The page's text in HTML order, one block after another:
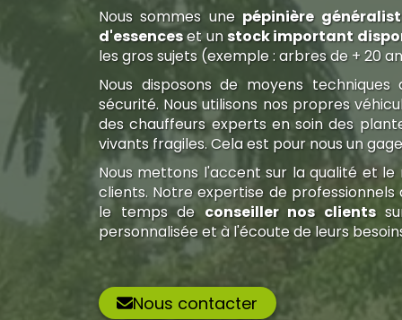
Nous sommes une pépinière
d'essenceset unstock important
les gros sujets (exemple : arbres de + 20
Nous disposons de moyens
sécurité. Nous utilisons nos propres
des chauffeurs experts en soin des
vivants fragiles. Cela est pour nous un
Nous mettons l'accent sur la qualité et
clients. Notre expertise de
le temps de conseiller nos clients
personnalisée et à l'écoute de leurs
Nous contacter